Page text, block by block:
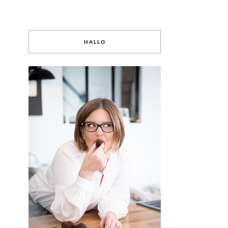
HALLO